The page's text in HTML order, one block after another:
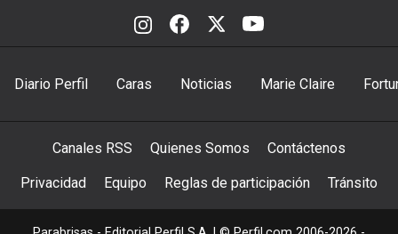
Diario Perfil Caras Noticias Marie Claire
Canales RSS Quienes Somos Contáctenos
Privacidad Equipo Reglas de participación Tránsito